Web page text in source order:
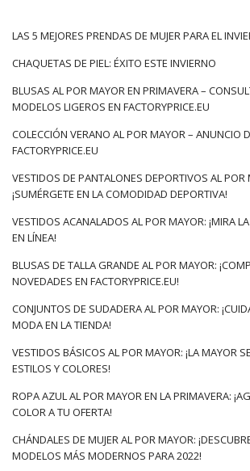
En primavera, nos olvidamos de los
casuales y volvemos a los patios de recreo
zatem pełna jest retro fasonów i zdobień, a
rodem z lat 60./70, które będą ożywiały niemal
zestawienie, niezależnie od okazji. Jakie są
sezonu? Przejściowe
LAS 5 MEJORES PRENDAS DE MUJER PARA EL
CHAQUETAS DE PIEL: ÉXITO ESTE INVIERNO
BLUSAS AL POR MAYOR EN PRIMAVERA –
MODELOS LIGEROS EN FACTORYPRICE.EU
COLECCIÓN VERANO AL POR MAYOR – ANUNCIO
FACTORYPRICE.EU
VESTIDOS DE PANTALONES DEPORTIVOS AL POR
¡SUMÉRGETE EN LA COMODIDAD DEPORTIVA!
VESTIDOS ACANALADOS AL POR MAYOR: ¡MIRA
EN LÍNEA!
BLUSAS DE TALLA GRANDE AL POR MAYOR:
NOVEDADES EN FACTORYPRICE.EU!
CONJUNTOS DE SUDADERA AL POR MAYOR:
MODA EN LA TIENDA!
VESTIDOS BÁSICOS AL POR MAYOR: ¡LA MAYOR
ESTILOS Y COLORES!
ROPA AZUL AL POR MAYOR EN LA PRIMAVERA:
COLOR A TU OFERTA!
CHÁNDALES DE MUJER AL POR MAYOR:
MODELOS MÁS MODERNOS PARA 2022!